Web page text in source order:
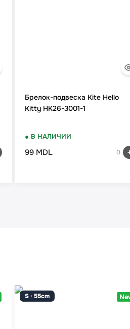
Брелок-подвеска Kite Hello
Kitty HK26-3001-1
● В НАЛИЧИИ
99 MDL 0
S · 55cm